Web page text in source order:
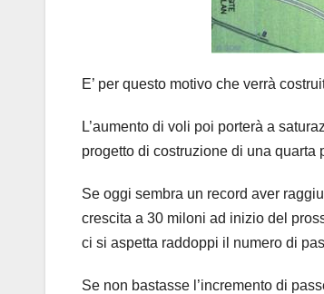
E’ per questo motivo che verrà
L’aumento di voli poi porterà a
progetto di costruzione di una quarta
Se oggi sembra un record aver
crescita a 30 miloni ad inizio del
ci si aspetta raddoppi il numero di
Se non bastasse l’incremento di